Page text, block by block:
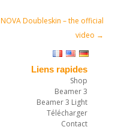
NOVA Doubleskin – the official
video →
Liens rapides
Shop
Beamer 3
Beamer 3 Light
Télécharger
Contact